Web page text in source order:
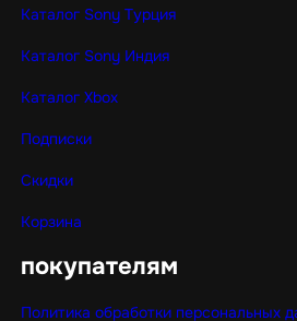
Каталог Sony Турция
Каталог Sony Индия
Каталог Xbox
Подписки
Скидки
Корзина
покупателям
Политика обработки персональных